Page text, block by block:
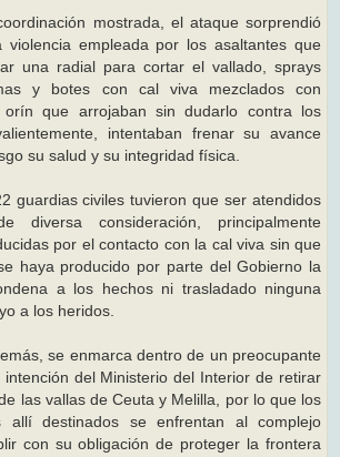
mostrada, el ataque sorprendió
violencia empleada por los asaltantes que
una radial para cortar el vallado, sprays
y botes con cal viva mezclados con
orín que arrojaban sin dudarlo contra los
intentaban frenar su avance
su salud y su integridad física.
guardias civiles tuvieron que ser atendidos
diversa consideración, principalmente
por el contacto con la cal viva sin que
haya producido por parte del Gobierno la
a los hechos ni trasladado ninguna
a los heridos.
se enmarca dentro de un preocupante
del Ministerio del Interior de retirar
las vallas de Ceuta y Melilla, por lo que los
allí destinados se enfrentan al complejo
con su obligación de proteger la frontera